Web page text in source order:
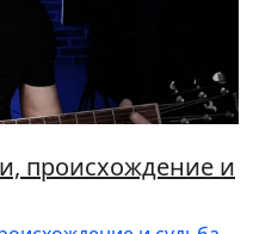
происхождение и